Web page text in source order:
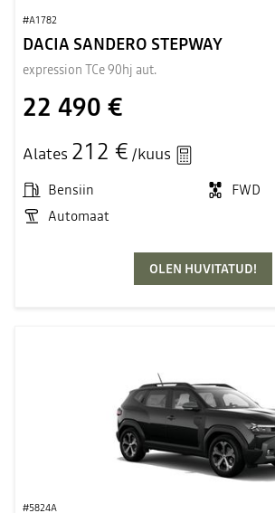
#A1782
DACIA SANDERO STEPWAY
expression TCe 90hj aut.
22 490 €
Alates 212 € /kuus
Bensiin
FWD
Automaat
OLEN HUVITATUD!
#5824A